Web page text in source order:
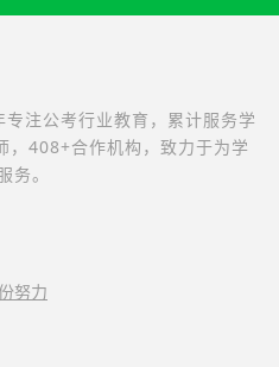
注公考行业教育，累计服务学
，408+合作机构，致力于为学
务。
努力